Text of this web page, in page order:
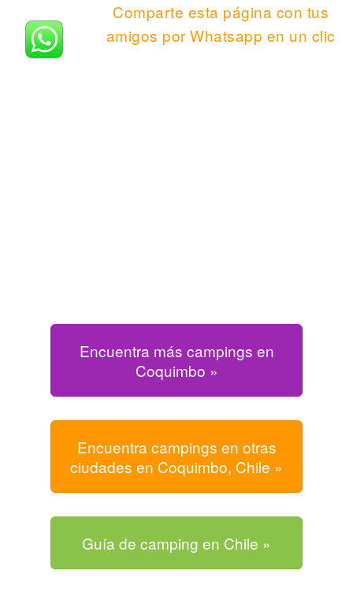
Comparte esta página con tus
amigos por Whatsapp en un clic
Encuentra más campings en
Coquimbo »
Encuentra campings en otras
ciudades en Coquimbo, Chile »
Guía de camping en Chile »